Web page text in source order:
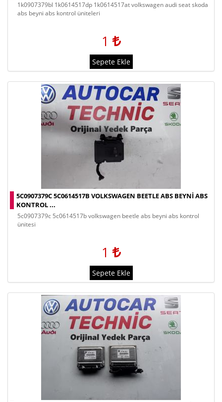
1k0907379bl 1k0614517dp 1k0614517at volkswagen audi seat skoda
abs beyni abs kontrol üniteleri
1
Sepete Ekle
5C0907379C 5C0614517B VOLKSWAGEN BEETLE ABS BEYNI ABS
KONTROL ...
5c0907379c 5c0614517b volkswagen beetle abs beyni abs kontrol
ünitesi
1
Sepete Ekle